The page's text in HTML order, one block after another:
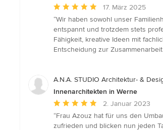
Durchschnittliche
Bewertung:
5
von
5
17. März 2025
“Wir haben sowohl unser
entspannt und trotzdem stets
Fähigkeit, kreative Ideen mit
Entscheidung zur
A.N.A. STUDIO Architektur- &
Innenarchitekten in Werne
Durchschnittliche
Bewertung:
5
2. Januar 2023
“Frau Azouz hat für uns den
zufrieden und blicken nun jeden